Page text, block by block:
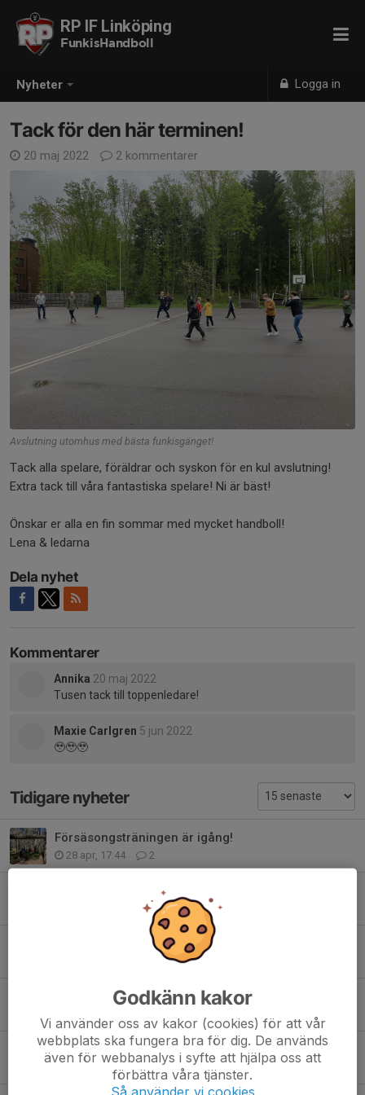
Nyheter Logga in
RP IF Linköping
FunkisHandboll
Tack för den här terminen!
20 maj 2022 2 kommentarer
Avslutning utomhus med bästa funkisgänget!
Tack alla spelare, föräldrar och syskon för en kul avslutning!
Extra tack till våra fantastiska spelare! Ni är bäst!
Önskar er alla en fin sommar med mycket handboll!
Lena & ledarna
Dela nyhet
Kommentarer
Annika 20 maj 2022
Tusen tack till toppenledare!
Maxie Carlgren 5 jun 2022
🥹🥹🥹
Tidigare nyheter
Försäsongsträningen är igång!
28 apr, 17:44 2
Matchvärdar bästa gänget
0
Överraskingsbesök i lördags
Bästa gänget Parafinals i Eskilstuna
Funkishandbollen på skolturné!
19 okt 2024 0
Godkänn kakor
Vi använder oss av kakor (cookies) för att vår
webbplats ska fungera bra för dig. De används
även för webbanalys i syfte att hjälpa oss att
förbättra våra tjänster.
Så använder vi cookies